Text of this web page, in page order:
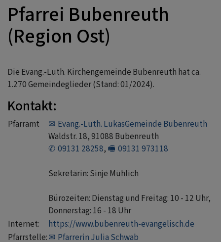
Pfarrei Bubenreuth
(Region Ost)
Die Evang.-Luth. Kirchengemeinde Bubenreuth hat ca.
1.270 Gemeindeglieder (Stand: 01/2024).
Kontakt:
Pfarramt
Evang.-Luth. LukasGemeinde Bubenreuth
Waldstr. 18, 91088 Bubenreuth
09131 28258, 09131 973118
Sekretärin: Sinje Mühlich
Bürozeiten: Dienstag und Freitag: 10 - 12 Uhr,
Donnerstag: 16 - 18 Uhr
Internet:
https://www.bubenreuth-evangelisch.de
Pfarrstelle:
Pfarrerin Julia Schwab